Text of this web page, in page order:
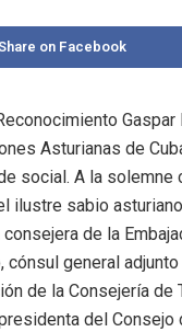
on Facebook
Asturianas de
social. A la
ilustre sabio
de la
general
de la Consejería
del